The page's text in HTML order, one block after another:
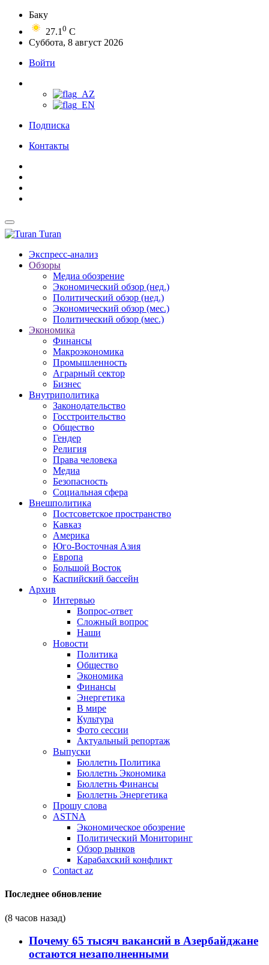
Баку
27.1 0 C
Суббота, 8 август 2026
Войти
Подписка
Контакты
Turan
Экспресс-анализ
Обзоры
Медиа обозрение
Экономический обзор (нед.)
Политический обзор (нед.)
Экономический обзор (мес.)
Политический обзор (мес.)
Экономика
Финансы
Макроэкономика
Промышленность
Аграрный сектор
Бизнес
Внутриполитика
Законодательство
Госстроительство
Общество
Гендер
Религия
Права человека
Медиа
Безопасность
Социальная сфера
Внешполитика
Постсоветское пространство
Кавказ
Америка
Юго-Восточная Азия
Европа
Большой Восток
Каспийский бассейн
Архив
Интервью
Вопрос-ответ
Сложный вопрос
Наши
Новости
Политика
Общество
Экономика
Финансы
Энергетика
В мире
Культура
Фото сессии
Актуальный репортаж
Выпуски
Бюллетнь Политика
Бюллетнь Экономика
Бюллетнь Финансы
Бюллетнь Энергетика
Прошу слова
ASTNA
Экономическое обозрение
Политический Мониторинг
Обзор рынков
Карабахский конфликт
Contact az
Последнее обновление
(8 часов назад)
Почему 65 тысяч вакансий в Азербайджане
остаются незаполненными